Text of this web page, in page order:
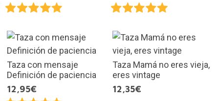
Taza con mensaje
Definición de paciencia
12,95€
Taza Mamá no eres vieja,
eres vintage
12,35€